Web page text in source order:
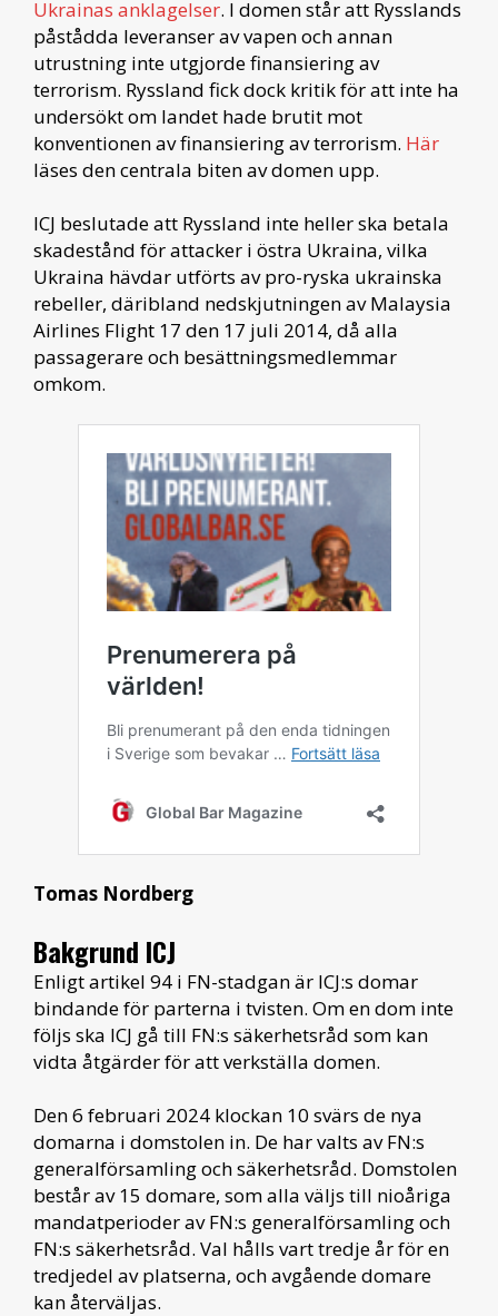
Ukrainas anklagelser. I domen står att Rysslands
påstådda leveranser av vapen och annan
utrustning inte utgjorde finansiering av
terrorism. Ryssland fick dock kritik för att inte ha
undersökt om landet hade brutit mot
konventionen av finansiering av terrorism. Här
läses den centrala biten av domen upp.
ICJ beslutade att Ryssland inte heller ska betala
skadestånd för attacker i östra Ukraina, vilka
Ukraina hävdar utförts av pro-ryska ukrainska
rebeller, däribland nedskjutningen av Malaysia
Airlines Flight 17 den 17 juli 2014, då alla
passagerare och besättningsmedlemmar
omkom.
Tomas Nordberg
Bakgrund ICJ
Enligt artikel 94 i FN-stadgan är ICJ:s domar
bindande för parterna i tvisten. Om en dom inte
följs ska ICJ gå till FN:s säkerhetsråd som kan
vidta åtgärder för att verkställa domen.
Den 6 februari 2024 klockan 10 svärs de nya
domarna i domstolen in. De har valts av FN:s
generalförsamling och säkerhetsråd. Domstolen
består av 15 domare, som alla väljs till nioåriga
mandatperioder av FN:s generalförsamling och
FN:s säkerhetsråd. Val hålls vart tredje år för en
tredjedel av platserna, och avgående domare
kan återväljas.